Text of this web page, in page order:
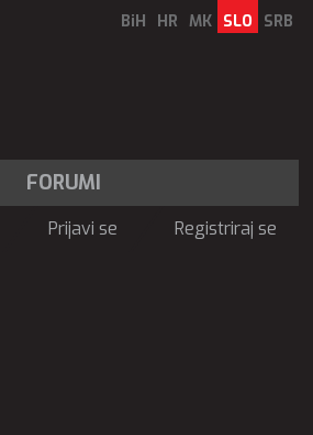
BiH HR MK SLO SRB
FORUMI
Prijavi se
Registriraj se